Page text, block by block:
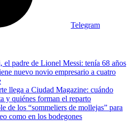
Telegram
el padre de Lionel Messi: tenía 68 años
nuevo novio empresario a cuatro
llega a Ciudad Magazine: cuándo
y quiénes forman el reparto
de los “sommeliers de mollejas” para
como en los bodegones